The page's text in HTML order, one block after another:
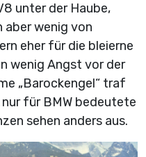
unter der Haube,
aber wenig von
eher für die bleierne
wenig Angst vor der
„Barockengel“ traf
für BMW bedeutete
sehen anders aus.